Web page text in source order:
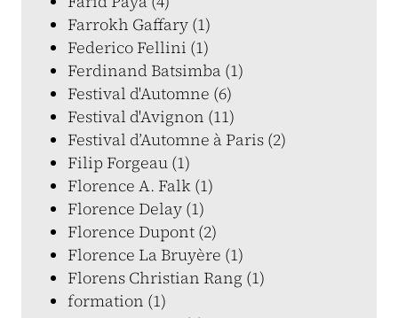
Farrokh Gaffary (1)
Federico Fellini (1)
Ferdinand Batsimba (1)
Festival d'Automne (6)
Festival d'Avignon (11)
Festival d’Automne à Paris (2)
Filip Forgeau (1)
Florence A. Falk (1)
Florence Delay (1)
Florence Dupont (2)
Florence La Bruyère (1)
Florens Christian Rang (1)
formation (1)